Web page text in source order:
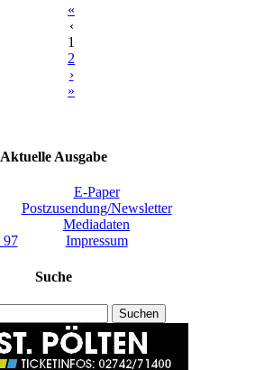
«
‹
1
2
›
»
Aktuelle Ausgabe
E-Paper
Postzusendung/Newsletter
Mediadaten
Impressum
Suche
Suchen